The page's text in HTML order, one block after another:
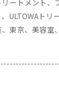
ートメント、
ULTOWAトリ
東京、美容室